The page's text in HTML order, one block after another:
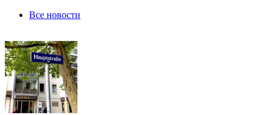
Все новости